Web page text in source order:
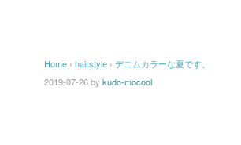
Home › hairstyle › デニムカラーな夏です。
2019-07-26by kudo-mocool